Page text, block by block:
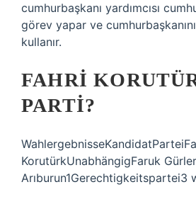
cumhurbaşkanı yardımcısı
görev yapar ve
kullanır.
FAHRI
PARTI?
KorutürkUnabhängigFaruk
Arıburun1Gerechtigkeitspartei3